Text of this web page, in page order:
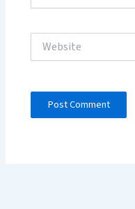
Website